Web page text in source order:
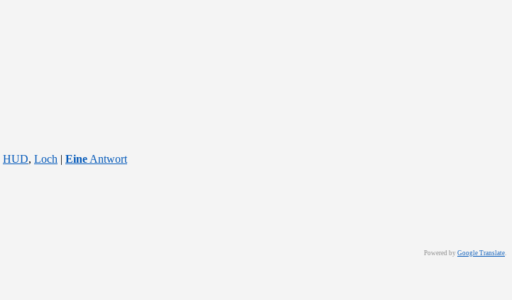
HUD, Loch | Eine Antwort
Powered by Google Translate